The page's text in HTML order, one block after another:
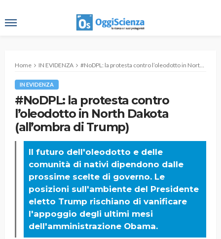
Home IN EVIDENZA #NoDPL: la protesta contro l’oleodotto in North Dakota (all’ombra di Trump)
IN EVIDENZA
#NoDPL: la protesta contro
l’oleodotto in North Dakota
(all’ombra di Trump)
Il futuro dell'oleodotto e delle
comunità di nativi dipendono dalle
prossime scelte di governo. Le
posizioni sull'ambiente del Presidente
eletto Trump rischiano di vanificare
l'appoggio degli ultimi mesi
dell'amministrazione Obama.